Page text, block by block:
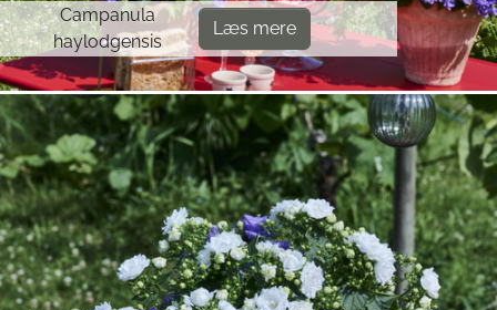
Campanula
haylodgensis
Læs mere